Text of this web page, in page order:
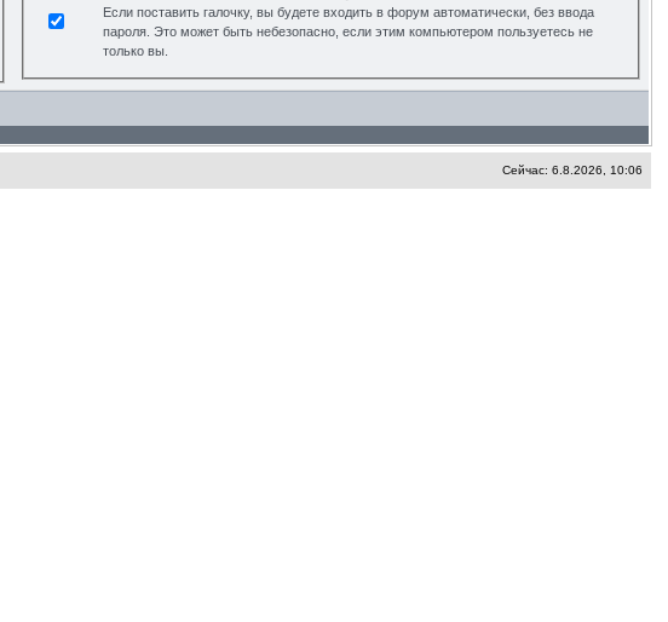
Если поставить галочку, вы будете входить в форум автоматически, без ввода
пароля. Это может быть небезопасно, если этим компьютером пользуетесь не
только вы.
Сейчас: 6.8.2026, 10:06